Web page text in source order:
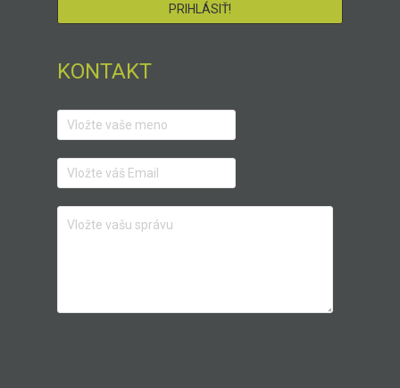
KONTAKT